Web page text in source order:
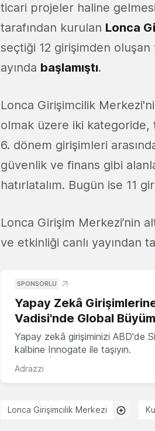
ticari projeler haline
tarafından kurulan Lonca
seçtiği 12 girişimden
ayında başlamıştı.
Lonca Girişimcilik
olmak üzere iki kategoride,
6. dönem girişimleri
güvenlik ve finans gibi
hatırlatalım. Bugün ise 11
Lonca Girişim Merkezi’nin
ve etkinliği canlı yayından
SPONSORLU
Yapay Zekâ
Vadisi'nde Global
Yapay zekâ girişiminizi ABD'de
kalbine Innogate ile taşıyın.
Adrazzi
Lonca Girişimcilik Merkezi